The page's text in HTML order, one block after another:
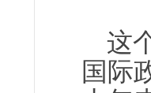
这
国际